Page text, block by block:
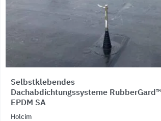
Selbstklebendes
Dachabdichtungssysteme RubberGard™
EPDM SA
Holcim